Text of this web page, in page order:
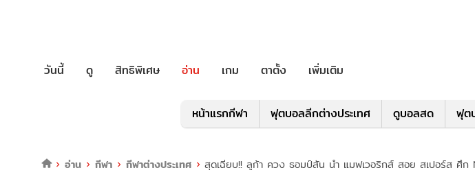
วันนี้ ดู สิทธิพิเศษ อ่าน เกม ตาตั้ง เพิ่มเติม
หน้าแรกกีฬา ฟุตบอลลีกต่างประเทศ ดูบอลสด ฟุต
อ่าน กีฬา กีฬาต่างประเทศ สุดเฉียบ!! ลูก้า ควง ธอมป์สัน นำ แมฟเวอริกส์ สอย สเปอร์ส ศึก